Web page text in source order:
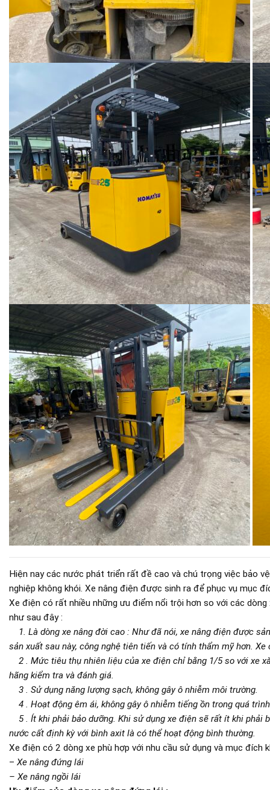
Hiện nay các nước phát triển rất đề cao và chú trọng việc bảo
nghiệp không khói. Xe nâng điện được sinh ra để phục vụ mục
Xe điện có rất nhiều những ưu điểm nổi trội hơn so với các
như sau đây :
1. Là dòng xe nâng đời cao : Như đã nói, xe nâng điện được
sản xuất sau này, công nghệ tiên tiến và có tính thẩm mỹ hơn.
2 . Mức tiêu thụ nhiên liệu của xe điện chỉ bằng 1/5 so với xe
hãng kiểm tra và đánh giá.
3 . Sử dụng năng lượng sạch, không gây ô nhiễm môi trường.
4 . Hoạt động êm ái, không gây ô nhiễm tiếng ồn trong quá
5 . Ít khi phải bảo dưỡng. Khi sử dụng xe điện sẽ rất ít khi phải
nước cất định kỳ với bình axit là có thể hoạt động bình thường.
Xe điện có 2 dòng xe phù hợp với nhu cầu sử dụng và mục đích
– Xe nâng đứng lái
– Xe nâng ngồi lái